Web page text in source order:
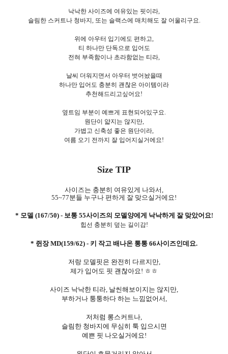
낙낙한 사이즈에 여유있는 핏이라,
슬림한 스커트나 청바지, 또는 슬랙스에 매치해도 잘 어울리구요.
위에 아우터 입기에도 편하고,
티 하나만 단독으로 입어도
전혀 부족함이나 초라함없는 티라,
날씨 더워지면서 아우터 벗어놨을때
하나만 입어도 충분히 괜찮은 아이템이라
추천해드리고싶어요!
옆트임 부분이 예쁘게 표현되어있구요.
원단이 얇지는 않지만,
가볍고 신축성 좋은 원단이라,
여름 오기 전까지 잘 입어지실거에요!
Size TIP
사이즈는 충분히 여유있게 나와서,
55~77분들 누구나 편하게 잘 맞으실거에요!
* 모델 (167/50) - 보통 55사이즈의 모델양에게 낙낙하게 잘 맞았어요!
힙선 충분히 덮는 길이감!
* 쥔장 MD(159/62) - 키 작고 배나온 통통 66사이즈인데요.
저랑 모델핏은 완전히 다르지만,
제가 입어도 핏 괜찮아요! ㅎㅎ
사이즈 낙낙한 티라, 날씬해보이지는 않지만,
부하거나 퉁퉁하다 하는 느낌없어서,
저처럼 롱스커트나,
슬림한 청바지에 무심히 툭 입으시면
예쁜 핏 나오실거에요!